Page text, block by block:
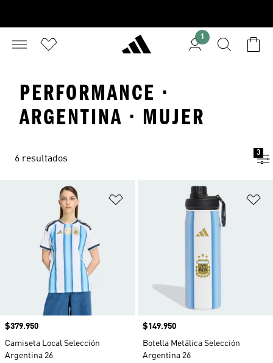
1
PERFORMANCE ·
ARGENTINA · MUJER
6 resultados
3
Añadir a la lista de deseos
Precio
$379.950
Camiseta Local Selección
Argentina 26
Precio
$149.950
Botella Metálica Selección
Argentina 26